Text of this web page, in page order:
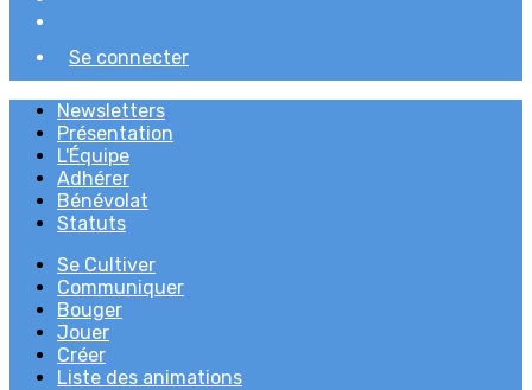
Se connecter
Newsletters
Présentation
L'Équipe
Adhérer
Bénévolat
Statuts
Se Cultiver
Communiquer
Bouger
Jouer
Créer
Liste des animations